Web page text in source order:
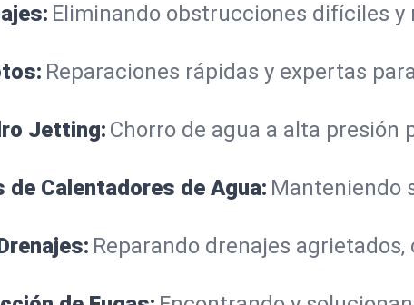
Eliminando obstrucciones difíciles
Reparaciones rápidas y expertas
Jetting: Chorro de agua a alta
Calentadores de Agua: Manteniendo
Reparando drenajes